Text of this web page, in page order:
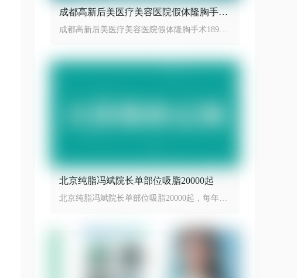
成都高新后美医疗美容医院假体隆胸手术
18999起
成都高新后美医疗美容医院假体隆胸手术18999
北京纯脂冯斌院长单部位吸脂20000起
北京纯脂冯斌院长单部位吸脂20000起，每年限